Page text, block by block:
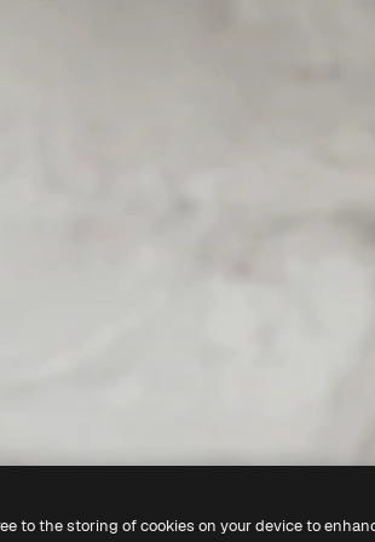
gerador de imagens com IA.
to the storing of cookies on your device to